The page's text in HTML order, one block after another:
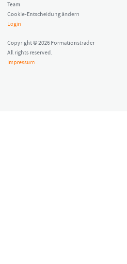
Team
Cookie-Entscheidung ändern
Login
Copyright © 2026 Formationstrader
All rights reserved.
Impressum